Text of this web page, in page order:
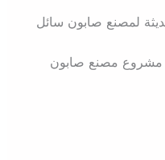
لمصنع صابون سائل
مشروع مصنع صابون